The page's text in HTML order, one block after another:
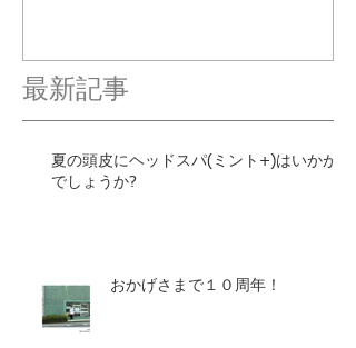
最新記事
夏の頭皮にヘッドスパ(ミント+)はいかが
でしょうか?
おかげさまで１０周年！